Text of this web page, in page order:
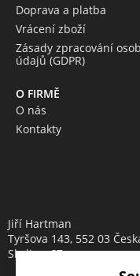
Doprava a platba
Vrácení zboží
Zásady zpracování
údajů (GDPR)
O FIRMĚ
O nás
Kontakty
Jiří Hartman
Tyršova 143, 552 03
Skalice, CZ